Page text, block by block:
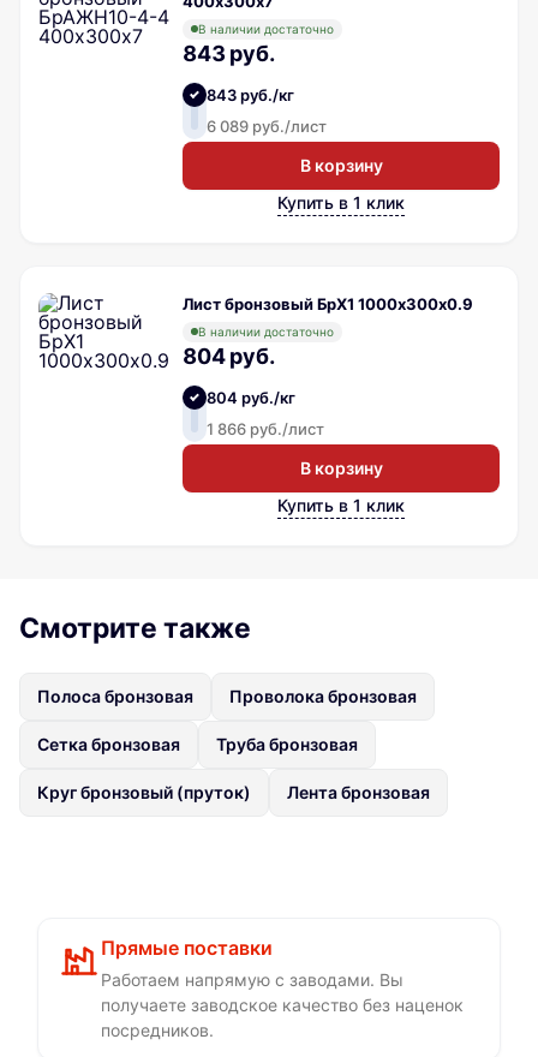
В наличии достаточно
843 руб.
843 руб./кг
6 089 руб./лист
В корзину
Купить в 1 клик
Лист бронзовый БрХ1 1000х300х0.9
В наличии достаточно
804 руб.
804 руб./кг
1 866 руб./лист
В корзину
Купить в 1 клик
Смотрите также
Полоса бронзовая Проволока бронзовая
Сетка бронзовая Труба бронзовая
Круг бронзовый (пруток) Лента бронзовая
Прямые поставки
Работаем напрямую с заводами. Вы
получаете заводское качество без наценок
посредников.